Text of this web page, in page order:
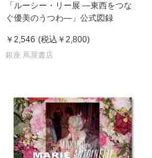
「ルーシー・リー展 ―東西をつな
ぐ優美のうつわ―」公式図録
￥2,546 (税込 ￥2,800)
銀座 蔦屋書店